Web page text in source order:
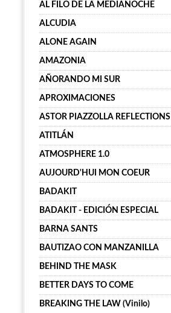
AL FILO DE LA MEDIANOCHE
ALCUDIA
ALONE AGAIN
AMAZONIA
AÑORANDO MI SUR
APROXIMACIONES
ASTOR PIAZZOLLA REFLECTIONS
ATITLÁN
ATMOSPHERE 1.0
AUJOURD'HUI MON COEUR
BADAKIT
BADAKIT - EDICIÓN ESPECIAL
BARNA SANTS
BAUTIZAO CON MANZANILLA
BEHIND THE MASK
BETTER DAYS TO COME
BREAKING THE LAW (Vinilo)